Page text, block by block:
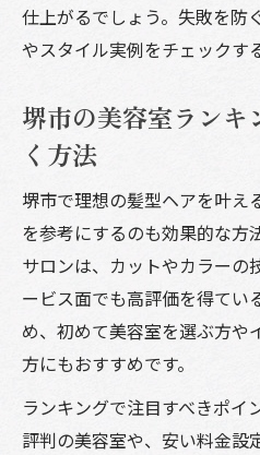
仕上がるでしょう。失敗を防
やスタイル実例をチェックす
堺市の美容室ランキ
く方法
堺市で理想の髪型ヘアを叶え
を参考にするのも効果的な方
サロンは、カットやカラーの
ービス面でも高評価を得てい
め、初めて美容室を選ぶ方や
方にもおすすめです。
ランキングで注目すべきポイ
評判の美容室や、安い料金設